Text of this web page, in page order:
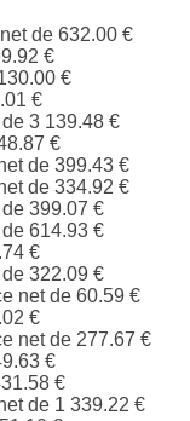
de 632.00 €
€
€
€
3 139.48 €
€
de 399.43 €
de 334.92 €
399.07 €
614.93 €
€
322.09 €
net de 60.59 €
€
net de 277.67 €
€
€
de 1 339.22 €